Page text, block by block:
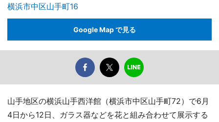
横浜市中区山手町16
Google Map で見る
山手地区の横浜山手西洋館（横浜市中区山手町72）で6月
4日から12日、ガラス器などを花と組み合わせて展示する